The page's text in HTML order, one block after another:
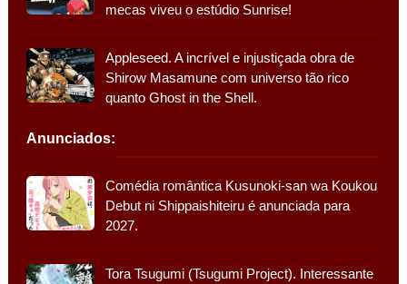
mecas viveu o estúdio Sunrise!
Appleseed. A incrível e injustiçada obra de
Shirow Masamune com universo tão rico
quanto Ghost in the Shell.
Anunciados:
Comédia romântica Kusunoki-san wa Koukou
Debut ni Shippaishiteiru é anunciada para
2027.
Tora Tsugumi (Tsugumi Project). Interessante